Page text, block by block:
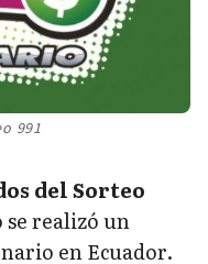
991
del Sorteo
se realizó un
en Ecuador.